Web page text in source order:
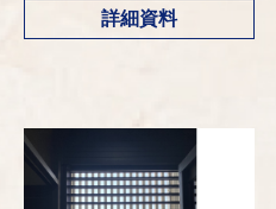
詳細資料